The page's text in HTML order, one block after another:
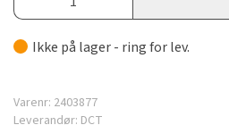
Ikke på lager - ring for lev.
Varenr: 2403877
Leverandør: DCT